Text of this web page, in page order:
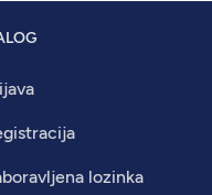
lozinka